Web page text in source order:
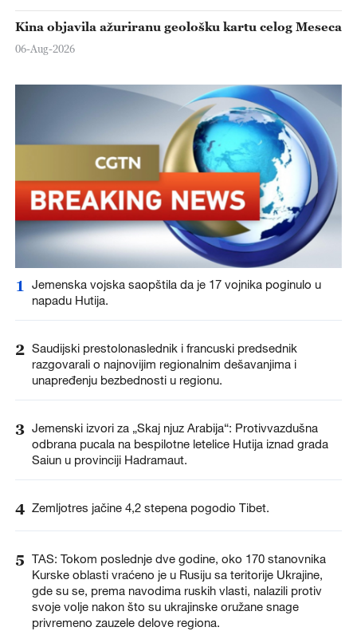
Kina objavila ažuriranu geološku kartu celog Meseca
06-Aug-2026
1
Jemenska vojska saopštila da je 17 vojnika poginulo u
napadu Hutija.
2 Saudijski prestolonaslednik i francuski predsednik
razgovarali o najnovijim regionalnim dešavanjima i
unapređenju bezbednosti u regionu.
3 Jemenski izvori za „Skaj njuz Arabija“: Protivvazdušna
odbrana pucala na bespilotne letelice Hutija iznad grada
Saiun u provinciji Hadramaut.
4 Zemljotres jačine 4,2 stepena pogodio Tibet.
5 TAS: Tokom poslednje dve godine, oko 170 stanovnika
Kurske oblasti vraćeno je u Rusiju sa teritorije Ukrajine,
gde su se, prema navodima ruskih vlasti, nalazili protiv
svoje volje nakon što su ukrajinske oružane snage
privremeno zauzele delove regiona.